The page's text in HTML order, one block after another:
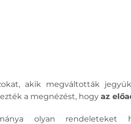
akik megváltották
a megnézést, hogy az
olyan rendeleteket